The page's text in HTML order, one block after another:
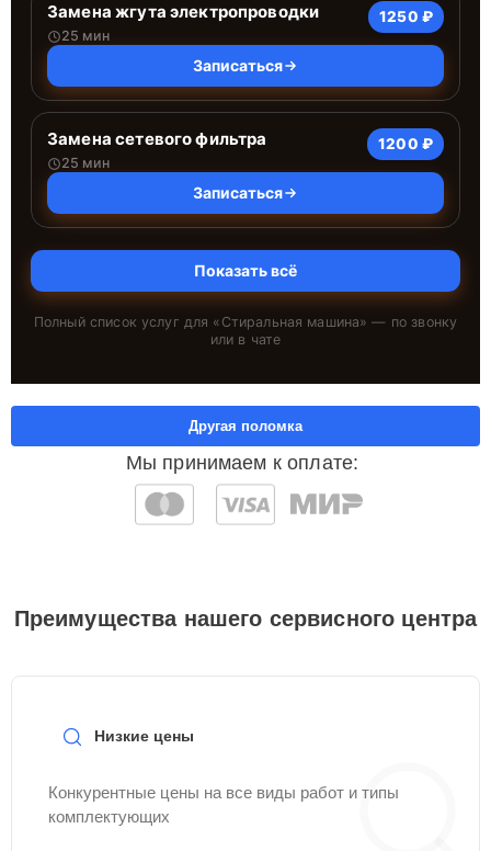
Замена жгута электропроводки
25 мин
1250 ₽
Записаться
Замена сетевого фильтра
25 мин
1200 ₽
Записаться
Показать всё
Полный список услуг для « Стиральная машина» — по звонку
или в чате
Мы принимаем к оплате:
Другая поломка
Преимущества нашего сервисного центра
Низкие цены
Конкурентные цены на все виды работ и типы
комплектующих